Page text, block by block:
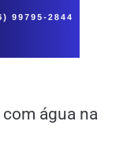
água na